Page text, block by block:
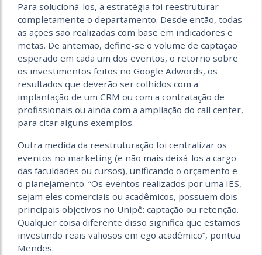
Para solucioná-los, a estratégia foi reestruturar
completamente o departamento. Desde então, todas
as ações são realizadas com base em indicadores e
metas. De antemão, define-se o volume de captação
esperado em cada um dos eventos, o retorno sobre
os investimentos feitos no Google Adwords, os
resultados que deverão ser colhidos com a
implantação de um CRM ou com a contratação de
profissionais ou ainda com a ampliação do call center,
para citar alguns exemplos.
Outra medida da reestruturação foi centralizar os
eventos no marketing (e não mais deixá-los a cargo
das faculdades ou cursos), unificando o orçamento e
o planejamento. “Os eventos realizados por uma IES,
sejam eles comerciais ou acadêmicos, possuem dois
principais objetivos no Unipê: captação ou retenção.
Qualquer coisa diferente disso significa que estamos
investindo reais valiosos em ego acadêmico”, pontua
Mendes.